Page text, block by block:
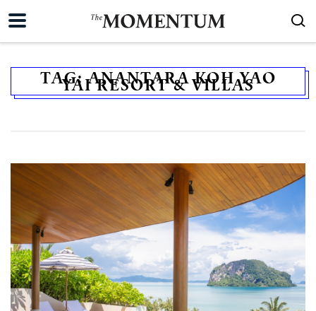
TAG:ANANTARA KOH YAO
YAI RESORT & VILLAS